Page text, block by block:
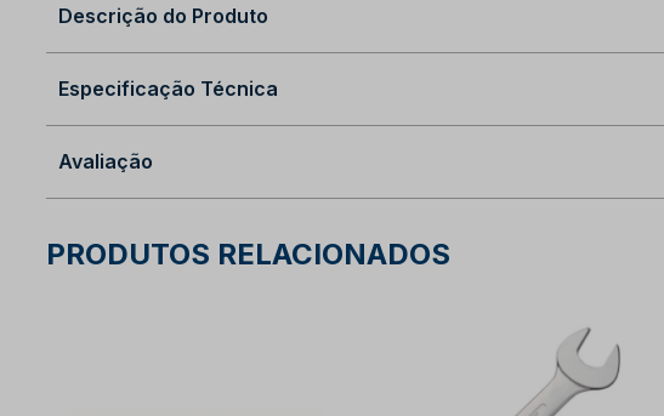
Descrição do Produto
Especificação Técnica
Avaliação
PRODUTOS RELACIONADOS